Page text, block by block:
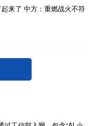
来了 中方：重燃战火不符